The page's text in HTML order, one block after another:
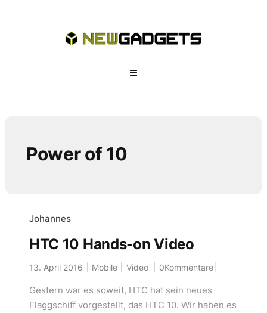
Power of 10
Johannes
HTC 10 Hands-on Video
13. April 2016 Mobile Video 0Kommentare
Gestern war es soweit, HTC hat sein neues
Flaggschiff vorgestellt, das HTC 10. Wir haben es